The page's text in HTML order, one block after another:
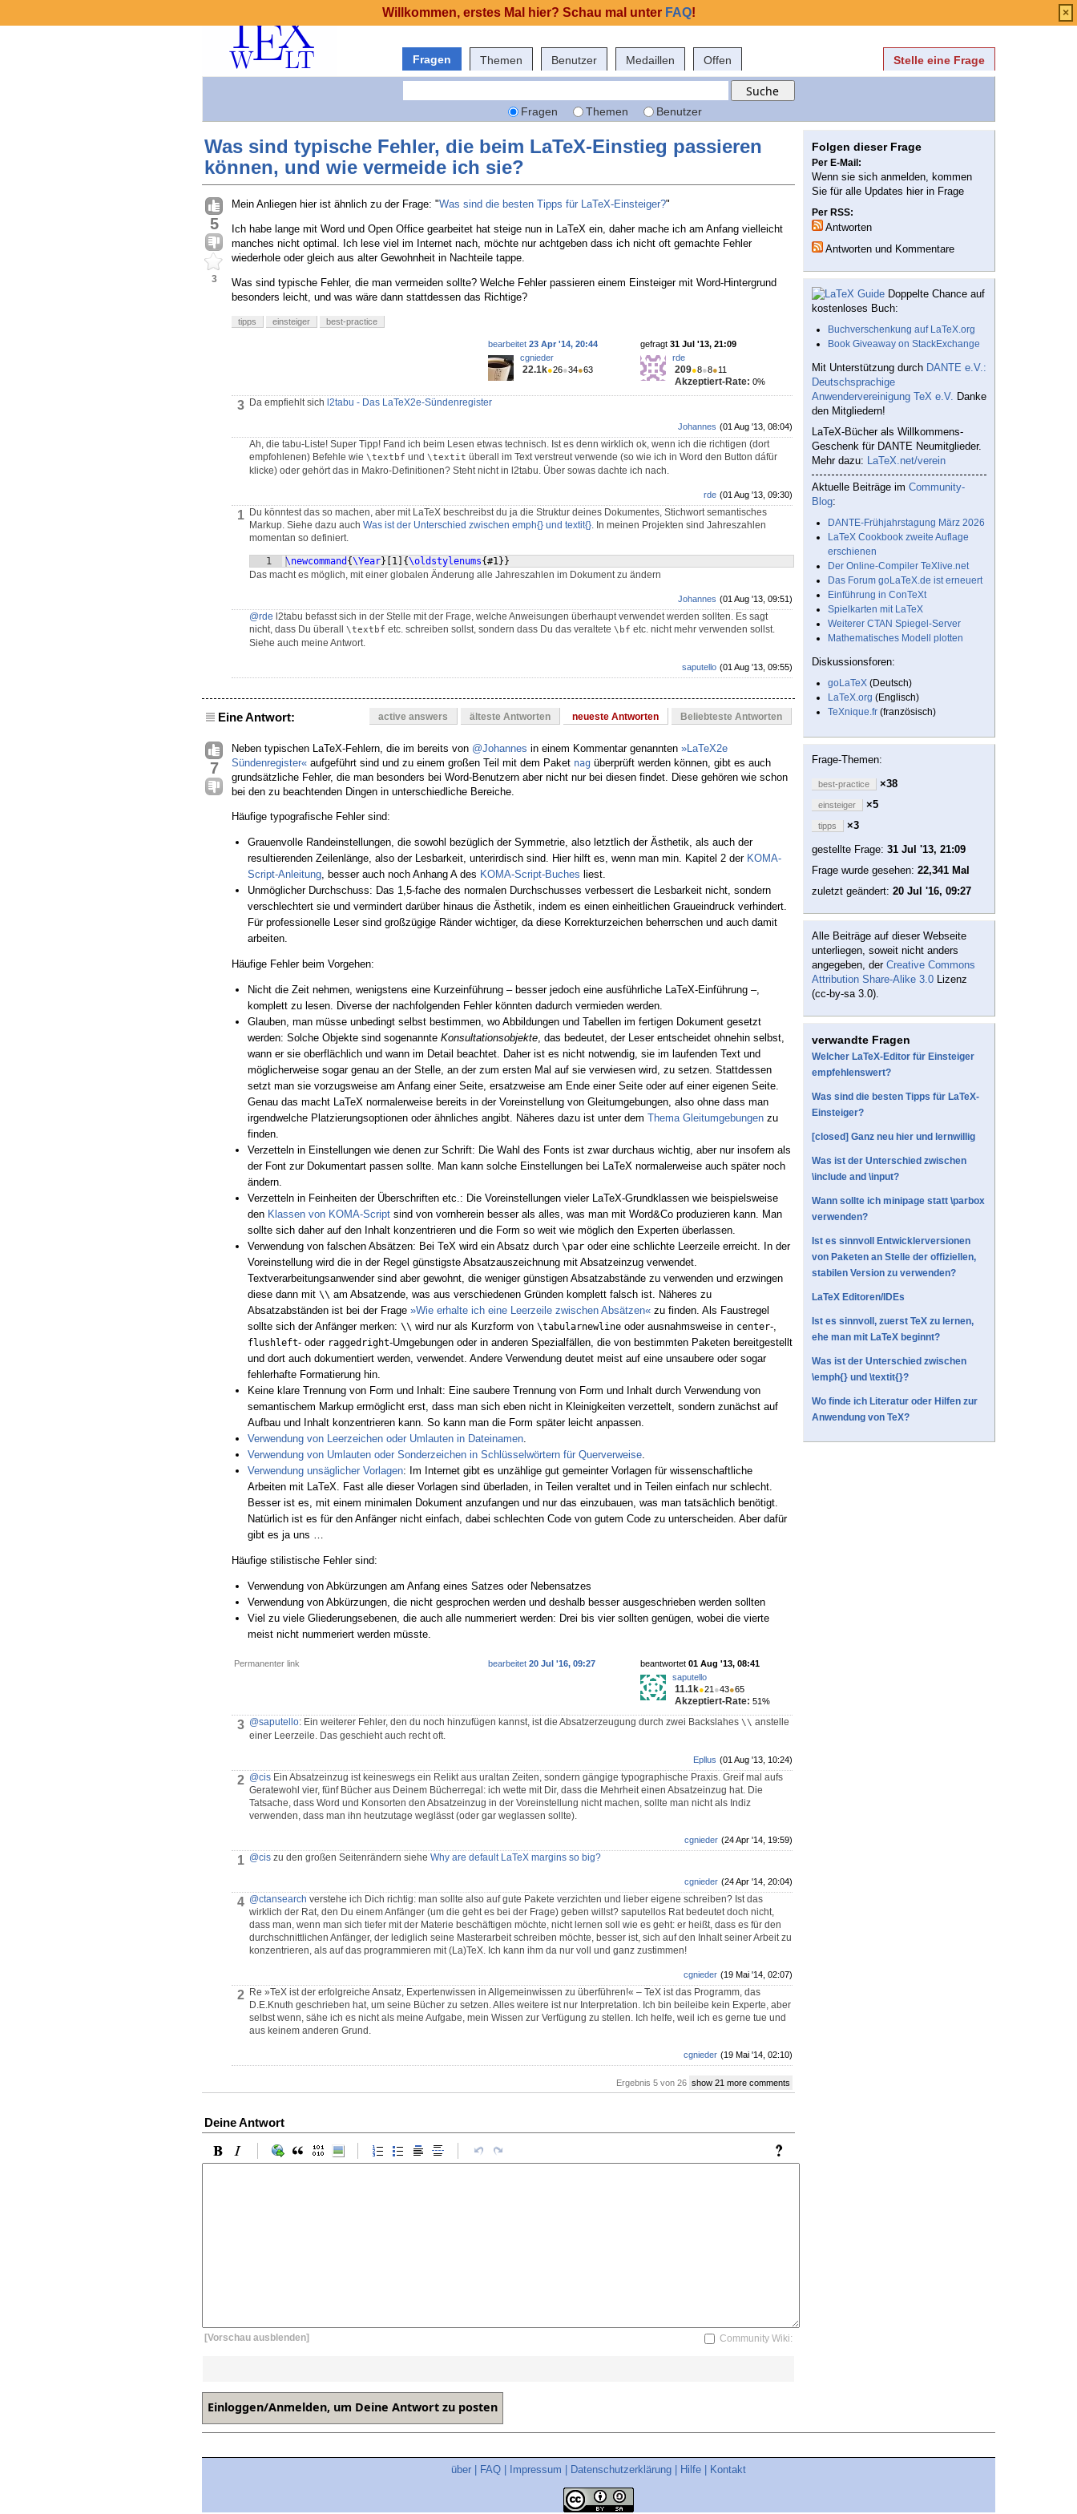
Fragen Themen Benutzer Medaillen Offen Stelle eine Frage
Fragen Themen Benutzer
Was sind typische Fehler, die beim LaTeX-Einstieg passieren
können, und wie vermeide ich sie?
5
3
Mein Anliegen hier ist ähnlich zu der Frage: "Was sind die besten Tipps für LaTeX-Einsteiger?"
Ich habe lange mit Word und Open Office gearbeitet hat steige nun in LaTeX ein, daher mache ich am Anfang vielleicht
manches nicht optimal. Ich lese viel im Internet nach, möchte nur achtgeben dass ich nicht oft gemachte Fehler
wiederhole oder gleich aus alter Gewohnheit in Nachteile tappe.
Was sind typische Fehler, die man vermeiden sollte? Welche Fehler passieren einem Einsteiger mit Word-Hintergrund
besonders leicht, und was wäre dann stattdessen das Richtige?
tipps einsteiger best-practice
gefragt 31 Jul '13, 21:09
rde
209●8●8●11
Akzeptiert-Rate: 0%
bearbeitet 23 Apr '14, 20:44
cgnieder
22.1k●26●34●63
3 Da empfiehlt sich l2tabu - Das LaTeX2e-Sündenregister
(01 Aug '13, 08:04)
Johannes
Ah, die tabu-Liste! Super Tipp! Fand ich beim Lesen etwas technisch. Ist es denn wirklich ok, wenn ich die richtigen (dort
empfohlenen) Befehle wie \textbf und \textit überall im Text verstreut verwende (so wie ich in Word den Button dáfür
klicke) oder gehört das in Makro-Definitionen? Steht nicht in l2tabu. Über sowas dachte ich nach.
(01 Aug '13, 09:30)
rde
1
Du könntest das so machen, aber mit LaTeX beschreibst du ja die Struktur deines Dokumentes, Stichwort semantisches
Markup. Siehe dazu auch Was ist der Unterschied zwischen emph{} und textit{}. In meinen Projekten sind Jahreszahlen
momentan so definiert.
1 \newcommand {\Year} 1 {\oldstylenums{#1}}
Das macht es möglich, mit einer globalen Änderung alle Jahreszahlen im Dokument zu ändern
(01 Aug '13, 09:51)
Johannes
@rde l2tabu befasst sich in der Stelle mit der Frage, welche Anweisungen überhaupt verwendet werden sollten. Es sagt
nicht, dass Du überall \textbf etc. schreiben sollst, sondern dass Du das veraltete \bf etc. nicht mehr verwenden sollst.
Siehe auch meine Antwort.
(01 Aug '13, 09:55)
saputello
Eine Antwort: active answers älteste Antworten neueste Antworten Beliebteste Antworten
7
Neben typischen LaTeX-Fehlern, die im bereits von @Johannes in einem Kommentar genannten »LaTeX2e
Sündenregister« aufgeführt sind und zu einem großen Teil mit dem Paket nag überprüft werden können, gibt es auch
grundsätzliche Fehler, die man besonders bei Word-Benutzern aber nicht nur bei diesen findet. Diese gehören wie schon
bei den zu beachtenden Dingen in unterschiedliche Bereiche.
Häufige typografische Fehler sind:
Grauenvolle Randeinstellungen, die sowohl bezüglich der Symmetrie, also letztlich der Ästhetik, als auch der
resultierenden Zeilenlänge, also der Lesbarkeit, unterirdisch sind. Hier hilft es, wenn man min. Kapitel 2 der KOMA-
Script-Anleitung, besser auch noch Anhang A des KOMA-Script-Buches liest.
Unmöglicher Durchschuss: Das 1,5-fache des normalen Durchschusses verbessert die Lesbarkeit nicht, sondern
verschlechtert sie und vermindert darüber hinaus die Ästhetik, indem es einen einheitlichen Graueindruck verhindert.
Für professionelle Leser sind großzügige Ränder wichtiger, da diese Korrekturzeichen beherrschen und auch damit
arbeiten.
Häufige Fehler beim Vorgehen:
Nicht die Zeit nehmen, wenigstens eine Kurzeinführung – besser jedoch eine ausführliche LaTeX-Einführung –,
komplett zu lesen. Diverse der nachfolgenden Fehler könnten dadurch vermieden werden.
Glauben, man müsse unbedingt selbst bestimmen, wo Abbildungen und Tabellen im fertigen Dokument gesetzt
werden: Solche Objekte sind sogenannte Konsultationsobjekte, das bedeutet, der Leser entscheidet ohnehin selbst,
wann er sie oberflächlich und wann im Detail beachtet. Daher ist es nicht notwendig, sie im laufenden Text und
möglicherweise sogar genau an der Stelle, an der zum ersten Mal auf sie verwiesen wird, zu setzen. Stattdessen
setzt man sie vorzugsweise am Anfang einer Seite, ersatzweise am Ende einer Seite oder auf einer eigenen Seite.
Genau das macht LaTeX normalerweise bereits in der Voreinstellung von Gleitumgebungen, also ohne dass man
irgendwelche Platzierungsoptionen oder ähnliches angibt. Näheres dazu ist unter dem Thema Gleitumgebungen zu
finden.
Verzetteln in Einstellungen wie denen zur Schrift: Die Wahl des Fonts ist zwar durchaus wichtig, aber nur insofern als
der Font zur Dokumentart passen sollte. Man kann solche Einstellungen bei LaTeX normalerweise auch später noch
ändern.
Verzetteln in Feinheiten der Überschriften etc.: Die Voreinstellungen vieler LaTeX-Grundklassen wie beispielsweise
den Klassen von KOMA-Script sind von vornherein besser als alles, was man mit Word&Co produzieren kann. Man
sollte sich daher auf den Inhalt konzentrieren und die Form so weit wie möglich den Experten überlassen.
Verwendung von falschen Absätzen: Bei TeX wird ein Absatz durch \par oder eine schlichte Leerzeile erreicht. In der
Voreinstellung wird die in der Regel günstigste Absatzauszeichnung mit Absatzeinzug verwendet.
Textverarbeitungsanwender sind aber gewohnt, die weniger günstigen Absatzabstände zu verwenden und erzwingen
diese dann mit \\ am Absatzende, was aus verschiedenen Gründen komplett falsch ist. Näheres zu
Absatzabständen ist bei der Frage »Wie erhalte ich eine Leerzeile zwischen Absätzen« zu finden. Als Faustregel
sollte sich der Anfänger merken: \\ wird nur als Kurzform von \tabularnewline oder ausnahmsweise in center-,
flushleft- oder raggedright-Umgebungen oder in anderen Spezialfällen, die von bestimmten Paketen bereitgestellt
und dort auch dokumentiert werden, verwendet. Andere Verwendung deutet meist auf eine unsaubere oder sogar
fehlerhafte Formatierung hin.
Keine klare Trennung von Form und Inhalt: Eine saubere Trennung von Form und Inhalt durch Verwendung von
semantischem Markup ermöglicht erst, dass man sich eben nicht in Kleinigkeiten verzettelt, sondern zunächst auf
Aufbau und Inhalt konzentrieren kann. So kann man die Form später leicht anpassen.
Verwendung von Leerzeichen oder Umlauten in Dateinamen.
Verwendung von Umlauten oder Sonderzeichen in Schlüsselwörtern für Querverweise.
Verwendung unsäglicher Vorlagen: Im Internet gibt es unzählige gut gemeinter Vorlagen für wissenschaftliche
Arbeiten mit LaTeX. Fast alle dieser Vorlagen sind überladen, in Teilen veraltet und in Teilen einfach nur schlecht.
Besser ist es, mit einem minimalen Dokument anzufangen und nur das einzubauen, was man tatsächlich benötigt.
Natürlich ist es für den Anfänger nicht einfach, dabei schlechten Code von gutem Code zu unterscheiden. Aber dafür
gibt es ja uns …
Häufige stilistische Fehler sind:
Verwendung von Abkürzungen am Anfang eines Satzes oder Nebensatzes
Verwendung von Abkürzungen, die nicht gesprochen werden und deshalb besser ausgeschrieben werden sollten
Viel zu viele Gliederungsebenen, die auch alle nummeriert werden: Drei bis vier sollten genügen, wobei die vierte
meist nicht nummeriert werden müsste.
Permanenter link beantwortet 01 Aug '13, 08:41
saputello
11.1k●21 ●43●65
Akzeptiert-Rate: 51%
bearbeitet 20 Jul '16, 09:27
3 @saputello: Ein weiterer Fehler, den du noch hinzufügen kannst, ist die Absatzerzeugung durch zwei Backslahes \\ anstelle
einer Leerzeile. Das geschieht auch recht oft.
(01 Aug '13, 10:24)
Epllus
2 @cis Ein Absatzeinzug ist keineswegs ein Relikt aus uraltan Zeiten, sondern gängige typographische Praxis. Greif mal aufs
Geratewohl vier, fünf Bücher aus Deinem Bücherregal: ich wette mit Dir, dass die Mehrheit einen Absatzeinzug hat. Die
Tatsache, dass Word und Konsorten den Absatzeinzug in der Voreinstellung nicht machen, sollte man nicht als Indiz
verwenden, dass man ihn heutzutage weglässt (oder gar weglassen sollte).
(24 Apr '14, 19:59)
cgnieder
1 @cis zu den großen Seitenrändern siehe Why are default LaTeX margins so big?
(24 Apr '14, 20:04)
cgnieder
4 @ctansearch verstehe ich Dich richtig: man sollte also auf gute Pakete verzichten und lieber eigene schreiben? Ist das
wirklich der Rat, den Du einem Anfänger (um die geht es bei der Frage) geben willst? saputellos Rat bedeutet doch nicht,
dass man, wenn man sich tiefer mit der Materie beschäftigen möchte, nicht lernen soll wie es geht: er heißt, dass es für den
durchschnittlichen Anfänger, der lediglich seine Masterarbeit schreiben möchte, besser ist, sich auf den Inhalt seiner Arbeit zu
konzentrieren, als auf das programmieren mit (La)TeX. Ich kann ihm da nur voll und ganz zustimmen!
(19 Mai '14, 02:07)
cgnieder
2
Re »TeX ist der erfolgreiche Ansatz, Expertenwissen in Allgemeinwissen zu überführen!« – TeX ist das Programm, das
D.E.Knuth geschrieben hat, um seine Bücher zu setzen. Alles weitere ist nur Interpretation. Ich bin beileibe kein Experte, aber
selbst wenn, sähe ich es nicht als meine Aufgabe, mein Wissen zur Verfügung zu stellen. Ich helfe, weil ich es gerne tue und
aus keinem anderen Grund.
(19 Mai '14, 02:10)
cgnieder
Ergebnis 5 von 26 show 21 more comments
Deine Antwort
[Vorschau ausblenden] Community Wiki:
Folgen dieser Frage
Per E-Mail:
Wenn sie sich anmelden, kommen
Sie für alle Updates hier in Frage
Per RSS:
Antworten
Antworten und Kommentare
Doppelte Chance auf
kostenloses Buch:
Buchverschenkung auf LaTeX.org
Book Giveaway on StackExchange
Mit Unterstützung durch DANTE e.V.:
Deutschsprachige
Anwendervereinigung TeX e.V. Danke
den Mitgliedern!
LaTeX-Bücher als Willkommens-
Geschenk für DANTE Neumitglieder.
Mehr dazu: LaTeX.net/verein
Aktuelle Beiträge im Community-
Blog:
DANTE-Frühjahrstagung März 2026
LaTeX Cookbook zweite Auflage
erschienen
Der Online-Compiler TeXlive.net
Das Forum goLaTeX.de ist erneuert
Einführung in ConTeXt
Spielkarten mit LaTeX
Weiterer CTAN Spiegel-Server
Mathematisches Modell plotten
Diskussionsforen:
goLaTeX (Deutsch)
LaTeX.org (Englisch)
TeXnique.fr (französisch)
Frage-Themen:
best-practice ×38
einsteiger ×5
tipps
×3
gestellte Frage: 31 Jul '13, 21:09
Frage wurde gesehen: 22,341 Mal
zuletzt geändert: 20 Jul '16, 09:27
Alle Beiträge auf dieser Webseite
unterliegen, soweit nicht anders
angegeben, der Creative Commons
Attribution Share-Alike 3.0 Lizenz
(cc-by-sa 3.0).
verwandte Fragen
Welcher LaTeX-Editor für Einsteiger
empfehlenswert?
Was sind die besten Tipps für LaTeX-
Einsteiger?
[closed] Ganz neu hier und lernwillig
Was ist der Unterschied zwischen
\include and \input?
Wann sollte ich minipage statt \parbox
verwenden?
Ist es sinnvoll Entwicklerversionen
von Paketen an Stelle der offiziellen,
stabilen Version zu verwenden?
LaTeX Editoren/IDEs
Ist es sinnvoll, zuerst TeX zu lernen,
ehe man mit LaTeX beginnt?
Was ist der Unterschied zwischen
\emph{} und \textit{}?
Wo finde ich Literatur oder Hilfen zur
Anwendung von TeX?
über FAQ Impressum Datenschutzerklärung Hilfe Kontakt
Willkommen, erstes Mal hier? Schau mal unter FAQ! ×